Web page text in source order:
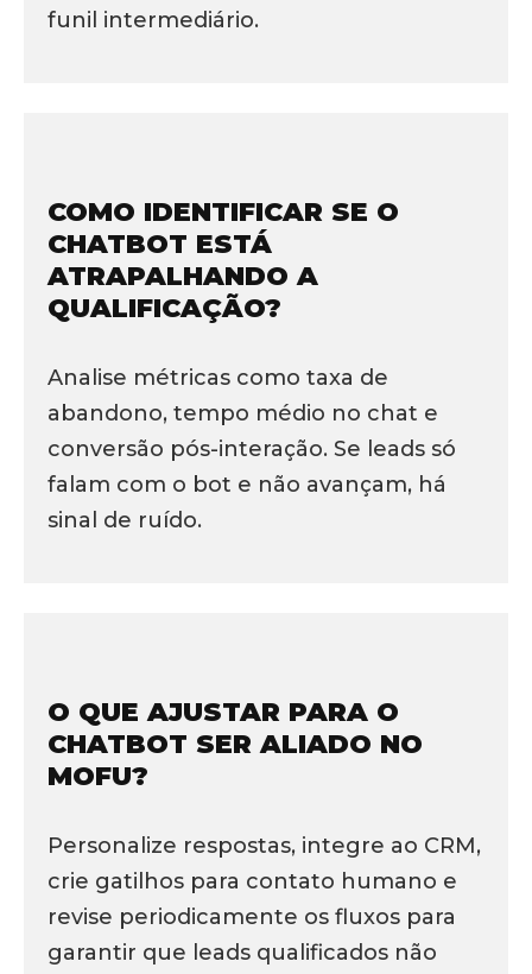
funil intermediário.
COMO IDENTIFICAR SE O
CHATBOT ESTÁ
ATRAPALHANDO A
QUALIFICAÇÃO?
Analise métricas como taxa de
abandono, tempo médio no chat e
conversão pós-interação. Se leads só
falam com o bot e não avançam, há
sinal de ruído.
O QUE AJUSTAR PARA O
CHATBOT SER ALIADO NO
MOFU?
Personalize respostas, integre ao CRM,
crie gatilhos para contato humano e
revise periodicamente os fluxos para
garantir que leads qualificados não